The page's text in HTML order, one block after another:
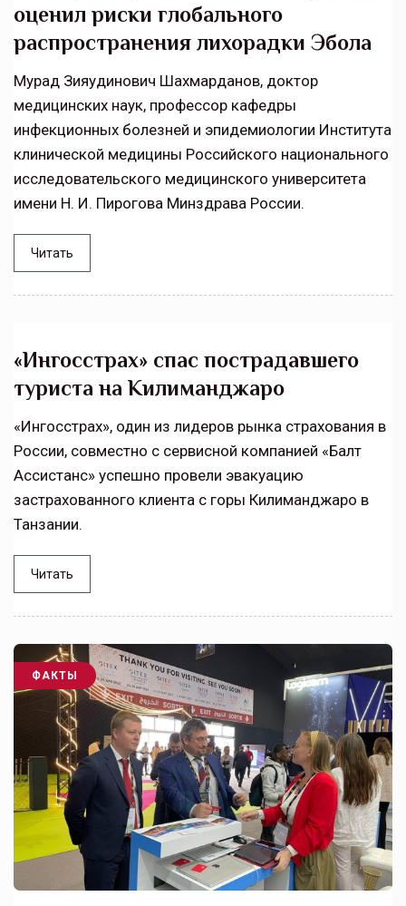
оценил риски глобального
распространения лихорадки Эбола
Мурад Зияудинович Шахмарданов, доктор
медицинских наук, профессор кафедры
инфекционных болезней и эпидемиологии Института
клинической медицины Российского национального
исследовательского медицинского университета
имени Н. И. Пирогова Минздрава России.
Читать
«Ингосстрах» спас пострадавшего
туриста на Килиманджаро
«Ингосстрах», один из лидеров рынка страхования в
России, совместно с сервисной компанией «Балт
Ассистанс» успешно провели эвакуацию
застрахованного клиента с горы Килиманджаро в
Танзании.
Читать
ФАКТЫ